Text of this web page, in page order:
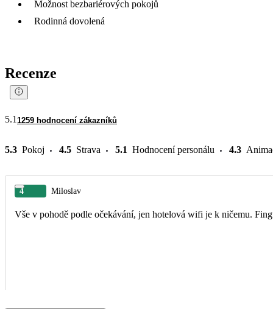
Možnost bezbariérových pokojů
Rodinná dovolená
Recenze
5.1 1259 hodnocení zákazníků
5.3 Pokoj 4.5 Strava 5.1 Hodnocení personálu 4.3
4 Miloslav
Vše v pohodě podle očekávání, jen hotelová wifi je k ničemu.